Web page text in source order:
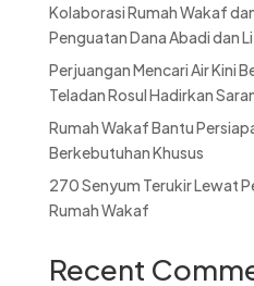
Kolaborasi Rumah Wakaf
Penguatan Dana Abadi dan
Perjuangan Mencari Air Kini
Teladan Rosul Hadirkan
Rumah Wakaf Bantu
Berkebutuhan Khusus
270 Senyum Terukir Lewat
Rumah Wakaf
Recent